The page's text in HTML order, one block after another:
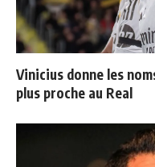
Vinicius donne les
plus proche au Real